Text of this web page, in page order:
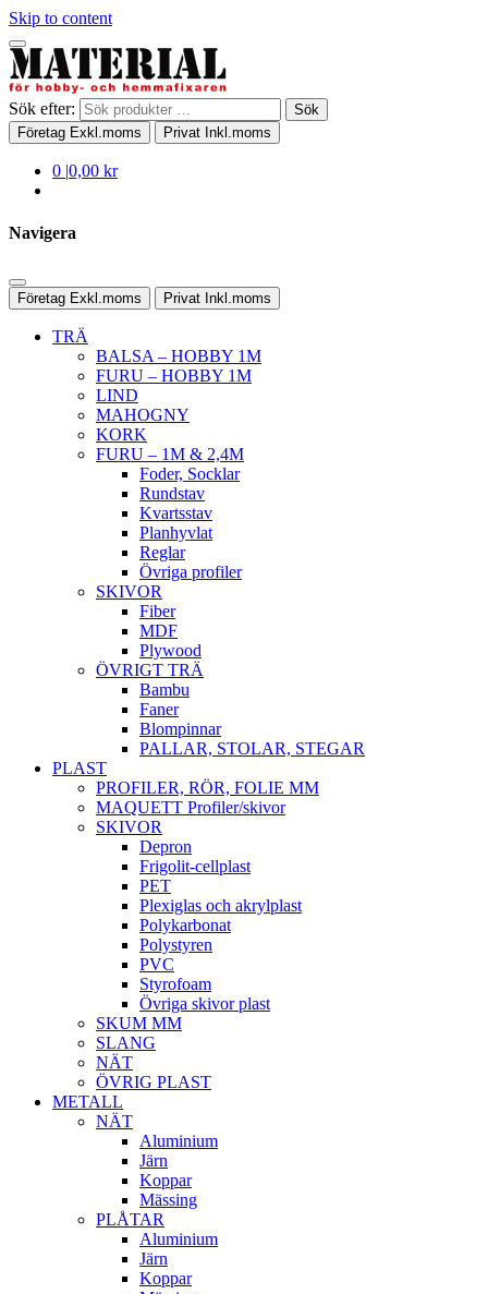
Skip to content
Sök efter:
Sök
Företag Exkl.moms Privat Inkl.moms
0 |0,00 kr
Navigera
Företag Exkl.moms Privat Inkl.moms
TRÄ
BALSA – HOBBY 1M
FURU – HOBBY 1M
LIND
MAHOGNY
KORK
FURU – 1M & 2,4M
Foder, Socklar
Rundstav
Kvartsstav
Planhyvlat
Reglar
Övriga profiler
SKIVOR
Fiber
MDF
Plywood
ÖVRIGT TRÄ
Bambu
Faner
Blompinnar
PALLAR, STOLAR, STEGAR
PLAST
PROFILER, RÖR, FOLIE MM
MAQUETT Profiler/skivor
SKIVOR
Depron
Frigolit-cellplast
PET
Plexiglas och akrylplast
Polykarbonat
Polystyren
PVC
Styrofoam
Övriga skivor plast
SKUM MM
SLANG
NÄT
ÖVRIG PLAST
METALL
NÄT
Aluminium
Järn
Koppar
Mässing
PLÅTAR
Aluminium
Järn
Koppar